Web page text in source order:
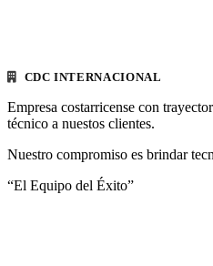
CDC INTERNACIONAL
Empresa costarricense con
técnico a nuestos clientes.
Nuestro compromiso es brindar
“El Equipo del Éxito”